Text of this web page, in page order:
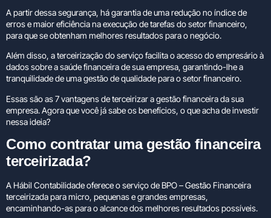
A partir dessa segurança, há garantia de uma redução no índice de
erros e maior eficiência na execução de tarefas do setor financeiro,
para que se obtenham melhores resultados para o negócio.
Além disso, a terceirização do serviço facilita o acesso do empresário à
dados sobre a saúde financeira de sua empresa, garantindo-lhe a
tranquilidade de uma gestão de qualidade para o setor financeiro.
Essas são as 7 vantagens de terceirizar a gestão financeira da sua
empresa. Agora que você já sabe os benefícios, o que acha de investir
nessa ideia?
Como contratar uma gestão financeira
terceirizada?
A Hábil Contabilidadeoferece o serviço de BPO – Gestão Financeira
terceirizada para micro, pequenas e grandes empresas,
encaminhando-as para o alcance dos melhores resultados possíveis.